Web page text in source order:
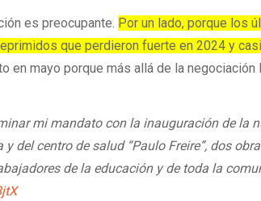
es preocupante. Por un lado, porque los
que perdieron fuerte en 2024 y
en mayo porque más allá de la
mi mandato con la inauguración de la
y del centro de salud “Paulo Freire”, dos
de la educación y de toda la